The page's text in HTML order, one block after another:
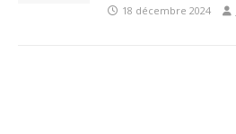
18 décembre 2024